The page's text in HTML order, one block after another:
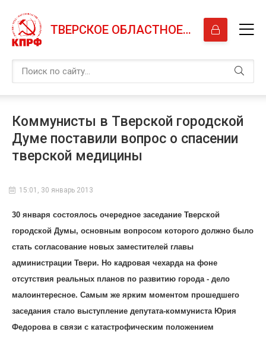
ТВЕРСКОЕ ОБЛАСТНОЕ ОТДЕЛЕНИЕ КПРФ
Коммунисты в Тверской городской
Думе поставили вопрос о спасении
тверской медицины
15:01, 30 январь 2013
30 января состоялось очередное заседание Тверской
городской Думы, основным вопросом которого должно было
стать согласование новых заместителей главы
администрации Твери. Но кадровая чехарда на фоне
отсутствия реальных планов по развитию города - дело
малоинтересное. Самым же ярким моментом прошедшего
заседания стало выступление депутата-коммуниста Юрия
Федорова в связи с катастрофическим положением